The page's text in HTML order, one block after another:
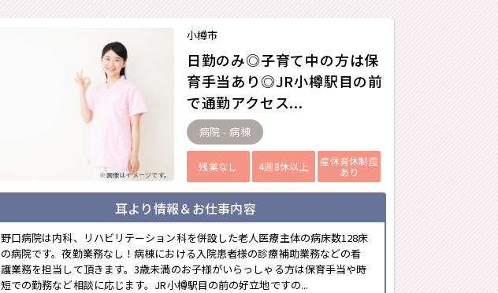
※画像はイメージです。
小樽市
日勤のみ◎子育て中の方は保
育手当あり◎JR小樽駅目の前
で通勤アクセス...
病院 - 病棟
残業なし 4週8休以上
産休育休制度
あり
耳より情報＆お仕事内容
野口病院は内科、リハビリテーション科を併設した老人医療主体の病床数128床
の病院です。夜勤業務なし！病棟における入院患者様の診療補助業務などの看
護業務を担当して頂きます。3歳未満のお子様がいらっしゃる方は保育手当や時
短での勤務など相談に応じます。JR小樽駅目の前の好立地ですの...